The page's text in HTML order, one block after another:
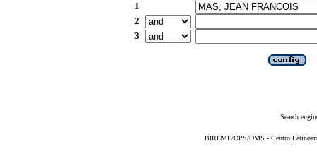
1
2
3
Search
BIREME/OPS/OMS - Centro